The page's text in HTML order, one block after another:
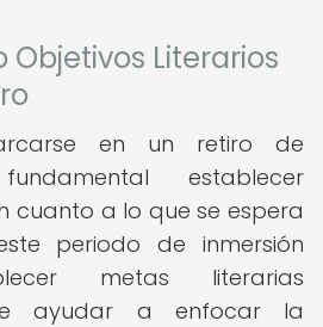
Objetivos Literarios
en un retiro de
establecer
cuanto a lo que se espera
periodo de inmersión
metas literarias
ayudar a enfocar la